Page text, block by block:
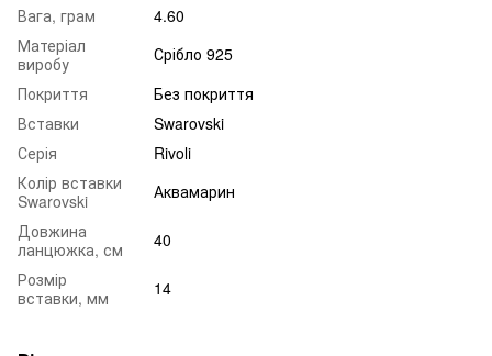
Вага, грам
4.60
Матеріал
виробу
Срібло 925
Покриття
Без покриття
Вставки
Swarovski
Серія
Rivoli
Колір вставки
Swarovski
Аквамарин
Довжина
ланцюжка, см
40
Розмір
вставки, мм
14